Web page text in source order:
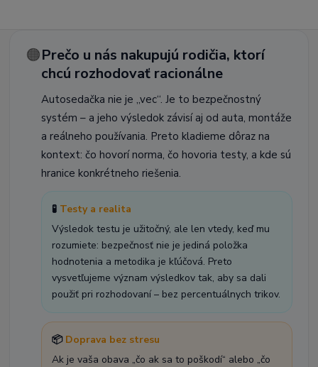
🟠Prečo u nás nakupujú rodičia, ktorí
chcú rozhodovať racionálne
Autosedačka nie je „vec“. Je to bezpečnostný
systém – a jeho výsledok závisí aj od auta, montáže
a reálneho používania. Preto kladieme dôraz na
kontext: čo hovorí norma, čo hovoria testy, a kde sú
hranice konkrétneho riešenia.
🧪 Testy a realita
Výsledok testu je užitočný, ale len vtedy, keď mu
rozumiete: bezpečnosť nie je jediná položka
hodnotenia a metodika je kľúčová. Preto
vysvetľujeme význam výsledkov tak, aby sa dali
použiť pri rozhodovaní – bez percentuálnych trikov.
📦 Doprava bez stresu
Ak je vaša obava „čo ak sa to poškodí“ alebo „čo